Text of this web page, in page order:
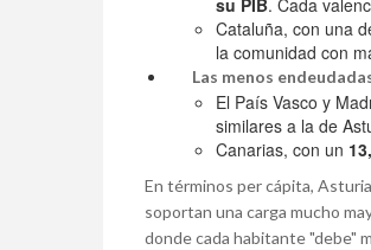
su PIB. Cada
Cataluña, con una
la comunidad con
Las menos
El País Vasco y
similares a la de
Canarias, con un
En términos per cápita,
soportan una carga mucho
donde cada habitante "debe"